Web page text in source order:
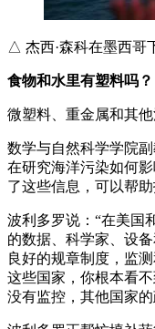
△ 杰西·森科在墨西哥
食物和水里有塑料吗？
微塑料、重金属和其
数学与自然科学学院副
在研究海洋污染如何
了这些信息，可以帮助
波利多罗说：“在美国
的数据、科学家、设
良好的规章制度，监
这些国家，你根本看
没有监控，其他国家